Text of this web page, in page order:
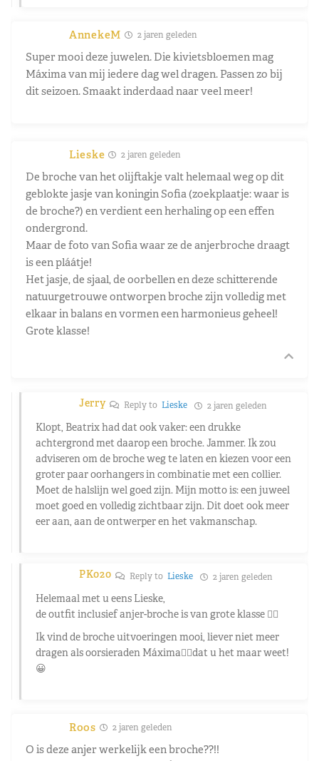
AnnekeM 2 jaren geleden
Super mooi deze juwelen. Die kivietsbloemen mag
Máxima van mij iedere dag wel dragen. Passen zo bij
dit seizoen. Smaakt inderdaad naar veel meer!
Lieske 2 jaren geleden
De broche van het olijftakje valt helemaal weg op dit
geblokte jasje van koningin Sofia (zoekplaatje: waar is
de broche?) en verdient een herhaling op een effen
ondergrond.
Maar de foto van Sofia waar ze de anjerbroche draagt
is een pláátje!
Het jasje, de sjaal, de oorbellen en deze schitterende
natuurgetrouwe ontworpen broche zijn volledig met
elkaar in balans en vormen een harmonieus geheel!
Grote klasse!
Jerry Reply to Lieske 2 jaren geleden
Klopt, Beatrix had dat ook vaker: een drukke
achtergrond met daarop een broche. Jammer. Ik zou
adviseren om de broche weg te laten en kiezen voor een
groter paar oorhangers in combinatie met een collier.
Moet de halslijn wel goed zijn. Mijn motto is: een juweel
moet goed en volledig zichtbaar zijn. Dit doet ook meer
eer aan, aan de ontwerper en het vakmanschap.
PK020 Reply to Lieske 2 jaren geleden
Helemaal met u eens Lieske,
de outfit inclusief anjer-broche is van grote klasse 👌🏼
Ik vind de broche uitvoeringen mooi, liever niet meer
dragen als oorsieraden Máxima☝🏼dat u het maar weet!
😀
Roos 2 jaren geleden
O is deze anjer werkelijk een broche??!!